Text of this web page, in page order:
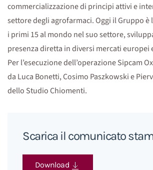
commercializzazione di principi attivi e
settore degli agrofarmaci. Oggi il Gruppo è
i primi 15 al mondo nel suo settore,
presenza diretta in diversi mercati europei
Per l’esecuzione dell’operazione Sipcam
da Luca Bonetti, Cosimo Paszkowski e
dello Studio Chiomenti.
Scarica il comunicato
Download